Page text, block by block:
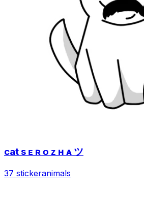
cat s ᴇ ʀ ᴏ ᴢ ʜ ᴀ ツ
37 stickeranimals